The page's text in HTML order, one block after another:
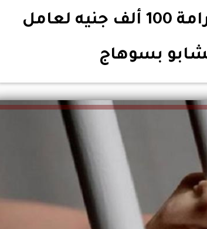
السجن المشدد 6 سنوات وغرامة 100 ألف جنيه لعامل
بسوهاج